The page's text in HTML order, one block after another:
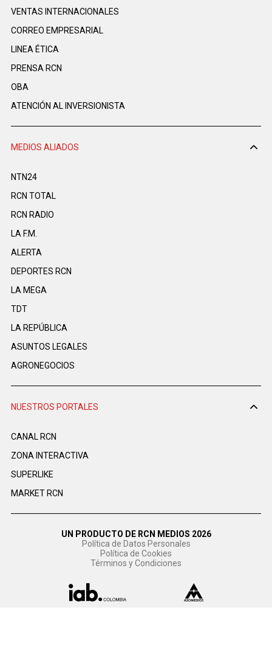
VENTAS INTERNACIONALES
CORREO EMPRESARIAL
LINEA ÉTICA
PRENSA RCN
OBA
ATENCIÓN AL INVERSIONISTA
MEDIOS ALIADOS
NTN24
RCN TOTAL
RCN RADIO
LA F.M.
ALERTA
DEPORTES RCN
LA MEGA
TDT
LA REPÚBLICA
ASUNTOS LEGALES
AGRONEGOCIOS
NUESTROS PORTALES
CANAL RCN
ZONA INTERACTIVA
SUPERLIKE
MARKET RCN
UN PRODUCTO DE RCN MEDIOS 2026
Política de Datos Personales
Política de Cookies
Términos y Condiciones